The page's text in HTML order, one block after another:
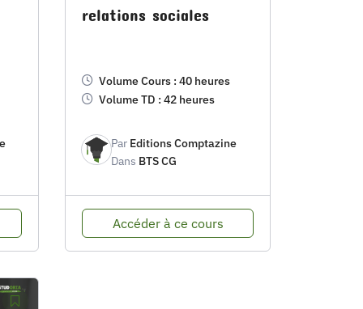
relations sociales
Volume Cours : 40 heures
Volume TD : 42 heures
Par Editions Comptazine
Dans BTS CG
Accéder à ce cours